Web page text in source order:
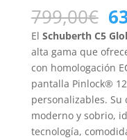
799,00€ El
El Schuberth C5
alta gama que
con homologación
pantalla Pinlock®
personalizables.
moderno y sobrio,
tecnología,